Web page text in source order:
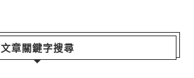
文章關鍵字搜尋